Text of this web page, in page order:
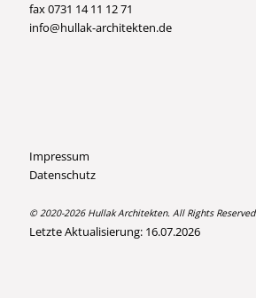
fax 0731 14 11 12 71
info@hullak-architekten.de
Impressum
Datenschutz
© 2020-2026 Hullak Architekten. All Rights Reserved
Letzte Aktualisierung: 16.07.2026